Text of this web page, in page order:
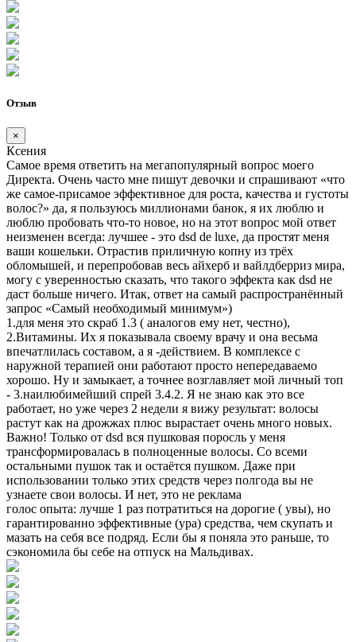
Отзыв
×
Ксения
Самое время ответить на мегапопулярный вопрос моего
Директа. Очень часто мне пишут девочки и спрашивают «что
же самое-присамое эффективное для роста, качества и густоты
волос?» да, я пользуюсь миллионами банок, я их люблю и
люблю пробовать что-то новое, но на этот вопрос мой ответ
неизменен всегда: лучшее - это dsd de luxe, да простят меня
ваши кошельки. Отрастив приличную копну из трёх
обломышей, и перепробовав весь айхерб и вайлдберриз мира,
могу с уверенностью сказать, что такого эффекта как dsd не
даст больше ничего. Итак, ответ на самый распространённый
запрос «Самый необходимый минимум»)
1.для меня это скраб 1.3 ( аналогов ему нет, честно),
2.Витамины. Их я показывала своему врачу и она весьма
впечатлилась составом, а я -действием. В комплексе с
наружной терапией они работают просто непередаваемо
хорошо. Ну и замыкает, а точнее возглавляет мой личный топ
- 3.наилюбимейший спрей 3.4.2. Я не знаю как это все
работает, но уже через 2 недели я вижу результат: волосы
растут как на дрожжах плюс вырастает очень много новых.
Важно! Только от dsd вся пушковая поросль у меня
трансформировалась в полноценные волосы. Со всеми
остальными пушок так и остаётся пушком. Даже при
использовании только этих средств через полгода вы не
узнаете свои волосы. И нет, это не реклама
голос опыта: лучше 1 раз потратиться на дорогие ( увы), но
гарантированно эффективные (ура) средства, чем скупать и
мазать на себя все подряд. Если бы я поняла это раньше, то
сэкономила бы себе на отпуск на Мальдивах.